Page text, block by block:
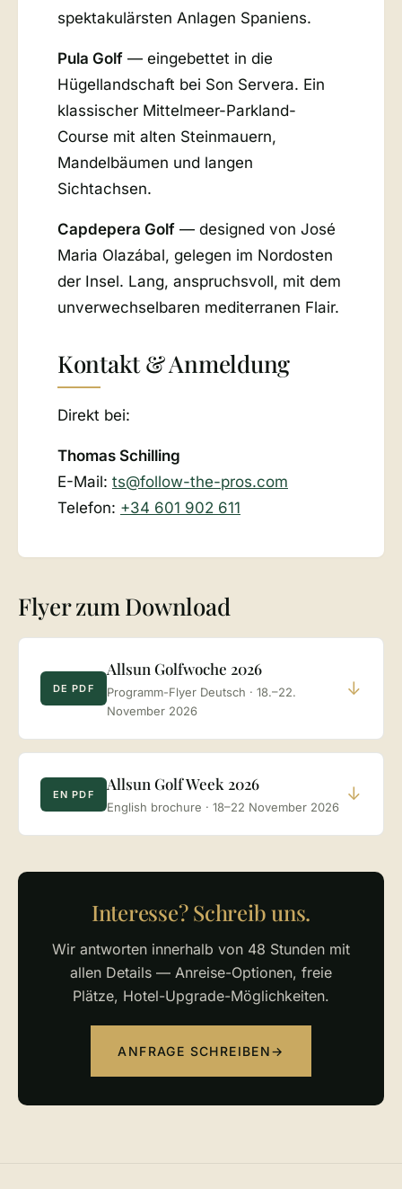
spektakulärsten Anlagen Spaniens.
Pula Golf — eingebettet in die
Hügellandschaft bei Son Servera. Ein
klassischer Mittelmeer-Parkland-
Course mit alten Steinmauern,
Mandelbäumen und langen
Sichtachsen.
Capdepera Golf — designed von José
Maria Olazábal, gelegen im Nordosten
der Insel. Lang, anspruchsvoll, mit dem
unverwechselbaren mediterranen Flair.
Kontakt & Anmeldung
Direkt bei:
Thomas Schilling
E-Mail: ts@follow-the-pros.com
Telefon: +34 601 902 611
Flyer zum Download
DE PDF
Allsun Golfwoche 2026
Programm-Flyer Deutsch · 18.–22.
November 2026
↓
EN PDF
Allsun Golf Week 2026
English brochure · 18–22 November 2026
↓
Interesse? Schreib uns.
Wir antworten innerhalb von 48 Stunden mit
allen Details — Anreise-Optionen, freie
Plätze, Hotel-Upgrade-Möglichkeiten.
ANFRAGE SCHREIBEN→